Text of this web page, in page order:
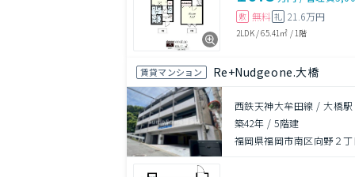
敷 無料 礼 21.6万円
2LDK/65.41㎡ / 1階
賃貸マンション Re+Nudgeone.大橋
西鉄天神大牟田線 / 大橋
築42年 /5階建
福岡県福岡市南区向野２丁